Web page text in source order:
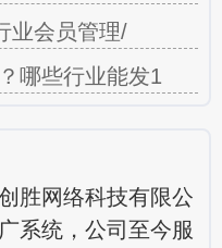
业会员管理/
哪些行业能发1
胜网络科技有限公
系统，公司至今服